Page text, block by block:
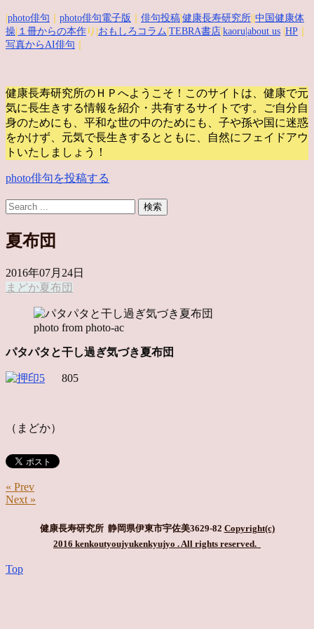
photo俳句 photo俳句電子版 俳句投稿 健康長寿研究所 中国健康体
操 １冊からの本作 り| おもしろコラム TEBRA書店 kaoru |about us HP
写真からAI俳句
健康長寿研究所のＨＰへようこそ！このサイトは、健康で元
気に長生きする情報を紹介・共有するサイトです。
ご自分自
身のためにも、平和な世の中のためにも、子や孫や国に迷惑
をかけず、元気で長生きするとともに、自然にフェイドアウ
トいたしましょう！
photo俳句を投稿する
夏布団
2016年07月24日
まどか夏布団
photo from photo-ac
パタパタと干し過ぎ気づき夏布団
805
（まどか）
« Prev
Next »
健康長寿研究所 静岡県伊東市宇佐美3629-82 Copyright(c)
2016 kenkoutyoujyukenkyujyo . All rights reserved.
Top